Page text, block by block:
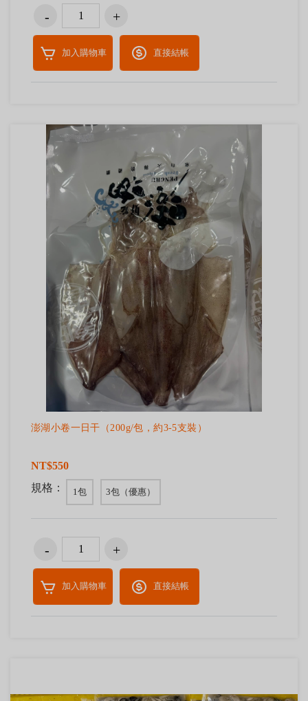
加入購物車 直接結帳
澎湖小卷一日干（200g/包，約3-5支裝）
NT$550
規格：
1包 3包（優惠）
加入購物車 直接結帳